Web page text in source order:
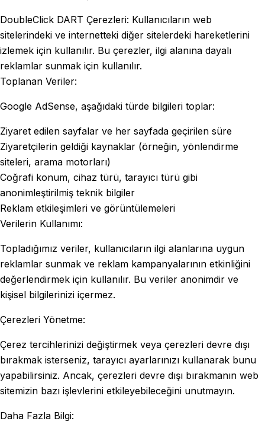
DoubleClick DART Çerezleri: Kullanıcıların web
sitelerindeki ve internetteki diğer sitelerdeki hareketlerini
izlemek için kullanılır. Bu çerezler, ilgi alanına dayalı
reklamlar sunmak için kullanılır.
Toplanan Veriler:
Google AdSense, aşağıdaki türde bilgileri toplar:
Ziyaret edilen sayfalar ve her sayfada geçirilen süre
Ziyaretçilerin geldiği kaynaklar (örneğin, yönlendirme
siteleri, arama motorları)
Coğrafi konum, cihaz türü, tarayıcı türü gibi
anonimleştirilmiş teknik bilgiler
Reklam etkileşimleri ve görüntülemeleri
Verilerin Kullanımı:
Topladığımız veriler, kullanıcıların ilgi alanlarına uygun
reklamlar sunmak ve reklam kampanyalarının etkinliğini
değerlendirmek için kullanılır. Bu veriler anonimdir ve
kişisel bilgilerinizi içermez.
Çerezleri Yönetme:
Çerez tercihlerinizi değiştirmek veya çerezleri devre dışı
bırakmak isterseniz, tarayıcı ayarlarınızı kullanarak bunu
yapabilirsiniz. Ancak, çerezleri devre dışı bırakmanın web
sitemizin bazı işlevlerini etkileyebileceğini unutmayın.
Daha Fazla Bilgi: